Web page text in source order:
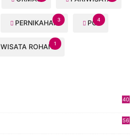
PERNIKAHAN3 PGI4
WISATA ROHANI1
40
56